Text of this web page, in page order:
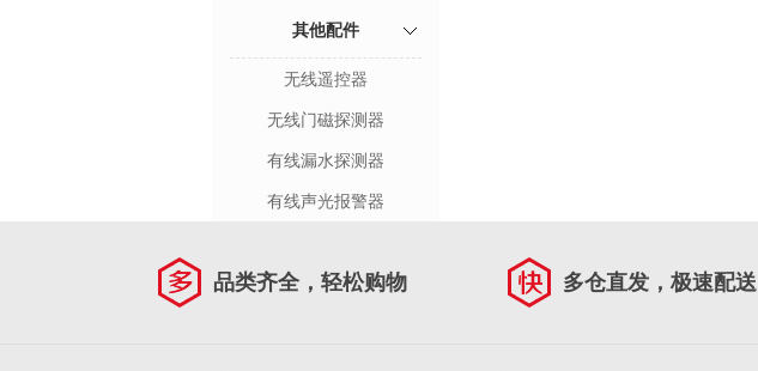
其他配件
无线遥控器
无线门磁探测器
有线漏水探测器
有线声光报警器
品类齐全，轻松购物 多仓直发，极速配送